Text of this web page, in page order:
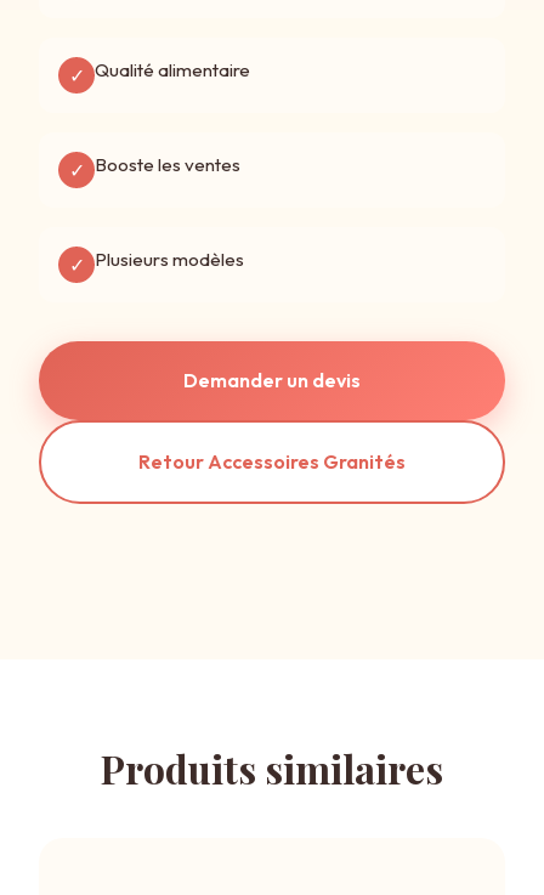
✓ Qualité alimentaire
✓ Booste les ventes
✓ Plusieurs modèles
Demander un devis
Retour Accessoires Granités
Produits similaires